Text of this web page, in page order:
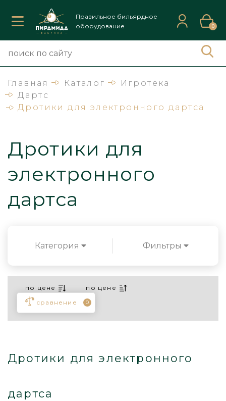
Правильное бильярдное
оборудование
0
Главная Каталог
Игротека
Дартс
Дротики для электронного дартса
Дротики для
электронного
дартса
Категория Фильтры
по цене
по цене
сравнение
0
Дротики для электронного
дартса